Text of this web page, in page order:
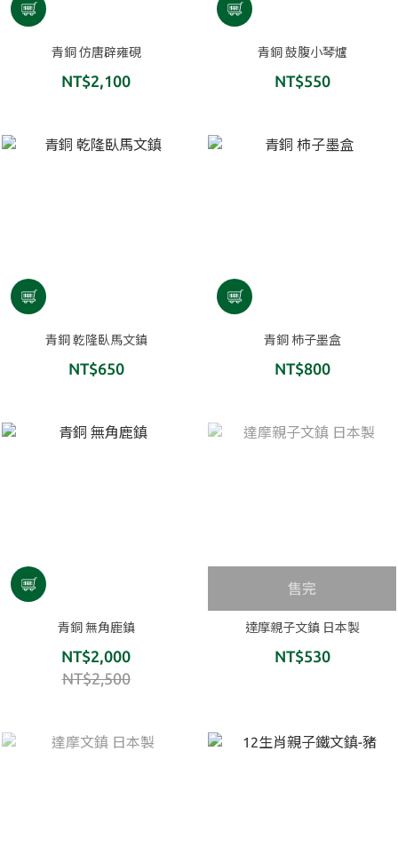
青銅 仿唐辟雍硯
NT$2,100
青銅 鼓腹小琴爐
NT$550
青銅 乾隆臥馬文鎮
NT$650
青銅 柿子墨盒
NT$800
青銅 無角鹿鎮
NT$2,000
NT$2,500
售完
達摩親子文鎮 日本製
NT$530